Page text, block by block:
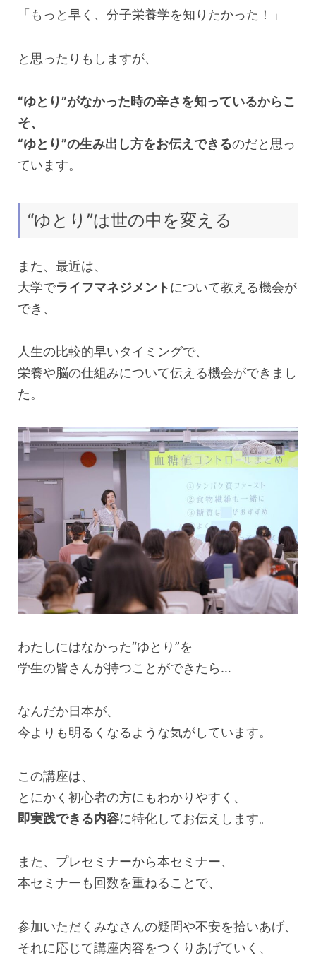
「もっと早く、分子栄養学を知りたかった！」
と思ったりもしますが、
“ゆとり”がなかった時の辛さを知っているからこ
そ、
“ゆとり”の生み出し方をお伝えできるのだと思っ
ています。
“ゆとり”は世の中を変える
また、最近は、
大学でライフマネジメントについて教える機会が
でき、
人生の比較的早いタイミングで、
栄養や脳の仕組みについて伝える機会ができまし
た。
わたしにはなかった“ゆとり”を
学生の皆さんが持つことができたら…
なんだか日本が、
今よりも明るくなるような気がしています。
この講座は、
とにかく初心者の方にもわかりやすく、
即実践できる内容に特化してお伝えします。
また、プレセミナーから本セミナー、
本セミナーも回数を重ねることで、
参加いただくみなさんの疑問や不安を拾いあげ、
それに応じて講座内容をつくりあげていく、